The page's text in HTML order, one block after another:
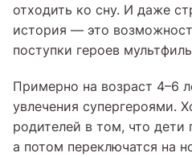
отходить ко сну. И даже
история — это
поступки героев
Примерно на возраст 4–6
увлечения супергероями.
родителей в том, что дети
а потом переключатся на